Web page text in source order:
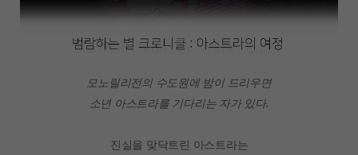
모노릴리전의 수도원에 밤이 드리우면
소년 아스트라를 기다리는 자가 있다.
진실을 맞닥트린 아스트라는